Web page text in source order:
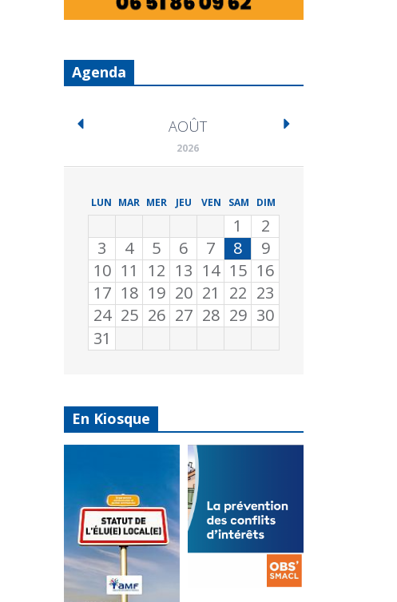
Agenda
AOÛT
2026
LUN MAR MER JEU VEN SAM DIM
1
2
3
4 5 6 7 8
9
10 11 12 13 14 15 16
17 18 19 20 21 22 23
24 25 26 27 28 29 30
31
En Kiosque